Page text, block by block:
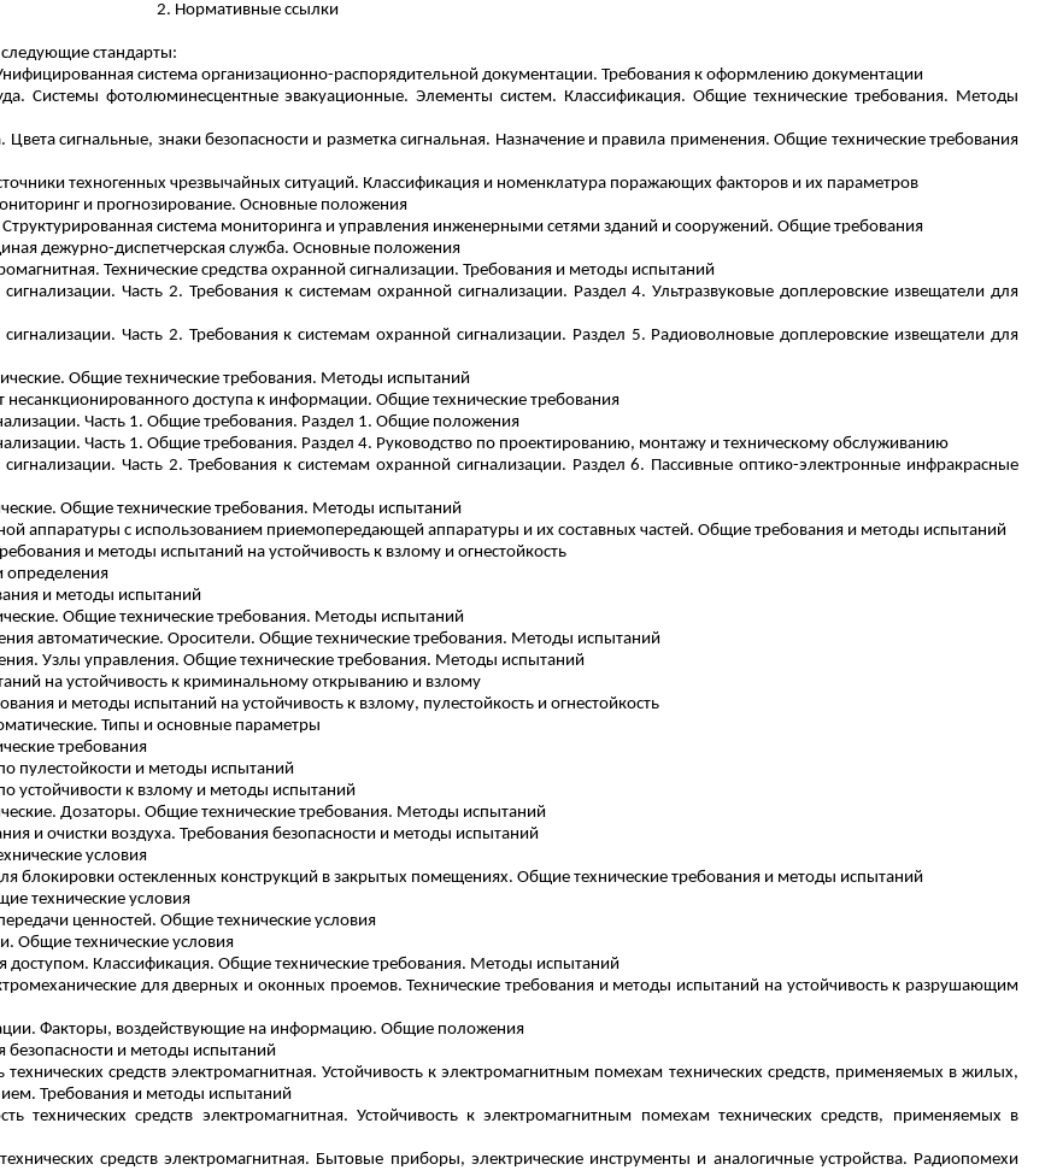
2. Нормативные ссылки
стандарты:
система организационно-распорядительной документации. Требования к оформлению документации
Системы фотолюминесцентные эвакуационные. Элементы систем. Классификация. Общие технические требования. Методы
сигнальные, знаки безопасности и разметка сигнальная. Назначение и правила применения. Общие технические требования
техногенных чрезвычайных ситуаций. Классификация и номенклатура поражающих факторов и их параметров
и прогнозирование. Основные положения
система мониторинга и управления инженерными сетями зданий и сооружений. Общие требования
дежурно-диспетчерская служба. Основные положения
Технические средства охранной сигнализации. Требования и методы испытаний
Часть 2. Требования к системам охранной сигнализации. Раздел 4.Ультразвуковые доплеровские извещатели для
Часть 2. Требования к системам охранной сигнализации. Раздел 5. Радиоволновые доплеровские извещатели для
Общие технические требования. Методы испытаний
доступа к информации. Общие технические требования
Часть 1. Общие требования. Раздел 1. Общие положения
Часть 1. Общие требования. Раздел 4. Руководство по проектированию, монтажу и техническому обслуживанию
Часть 2. Требования к системам охранной сигнализации. Раздел 6. Пассивные оптико-электронные инфракрасные
Общие технические требования. Методы испытаний
аппаратуры с использованием приемопередающей аппаратуры и их составных частей. Общие требования и методы испытаний
и методы испытаний на устойчивость к взлому и огнестойкость
и методы испытаний
Общие технические требования. Методы испытаний
автоматические. Оросители. Общие технические требования. Методы испытаний
Узлы управления. Общие технические требования. Методы испытаний
на устойчивость к криминальному открыванию и взлому
и методы испытаний на устойчивость к взлому, пулестойкость и огнестойкость
Типы и основные параметры
требования
пулестойкости и методы испытаний
устойчивости к взлому и методы испытаний
Дозаторы. Общие технические требования. Методы испытаний
и очистки воздуха. Требования безопасности и методы испытаний
условия
блокировки остекленных конструкций в закрытых помещениях. Общие технические требования и методы испытаний
технические условия
ценностей. Общие технические условия
Общие технические условия
доступом. Классификация. Общие технические требования. Методы испытаний
для дверных и оконных проемов. Технические требования и методы испытаний на устойчивость к разрушающим
Факторы, воздействующие на информацию. Общие положения
безопасности и методы испытаний
средств электромагнитная. Устойчивость к электромагнитным помехам технических средств, применяемых в жилых,
Требования и методы испытаний
средств электромагнитная. Устойчивость к электромагнитным помехам технических средств, применяемых в
средств электромагнитная. Бытовые приборы, электрические инструменты и аналогичные устройства. Радиопомехи